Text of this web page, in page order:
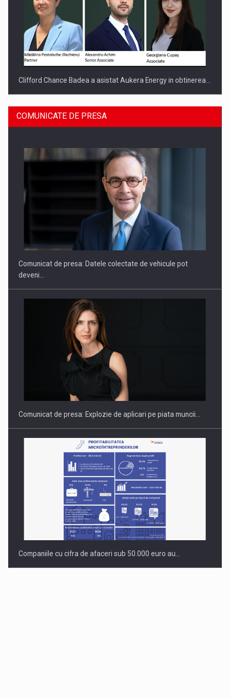
Clifford Chance Badea a asistat Aukera Energy in obtinerea…
SAPTE PERSONALITATI DIN MEDIUL DE AFACERI, ACADEMIC
Hard Enduro Piatra Craiului 2026, fueled by benzinariile RO…
COMUNICATE DE PRESA
Comunicat de presa: Datele colectate de vehicule pot
deveni…
Comunicat de presa: Explozie de aplicari pe piata muncii…
Companiile cu cifra de afaceri sub 50.000 euro au…